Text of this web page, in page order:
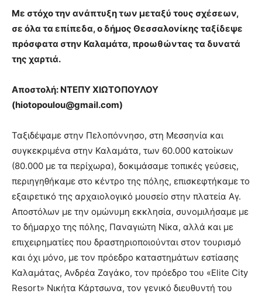
Με στόχο την ανάπτυξη των μεταξύ τους σχέσεων,
σε όλα τα επίπεδα, ο δήμος Θεσσαλονίκης ταξίδεψε
πρόσφατα στην Καλαμάτα, προωθώντας τα δυνατά
της χαρτιά.
Αποστολή: ΝΤΕΠΥ ΧΙΩΤΟΠΟΥΛΟΥ
(hiotopoulou@gmail.com)
Ταξιδέψαμε στην Πελοπόννησο, στη Μεσσηνία και
συγκεκριμένα στην Καλαμάτα, των 60.000 κατοίκων
(80.000 με τα περίχωρα), δοκιμάσαμε τοπικές γεύσεις,
περιηγηθήκαμε στο κέντρο της πόλης, επισκεφτήκαμε το
εξαιρετικό της αρχαιολογικό μουσείο στην πλατεία Αγ.
Αποστόλων με την ομώνυμη εκκλησία, συνομιλήσαμε με
το δήμαρχο της πόλης, Παναγιώτη Νίκα, αλλά και με
επιχειρηματίες που δραστηριοποιούνται στον τουρισμό
και όχι μόνο, με τον πρόεδρο καταστημάτων εστίασης
Καλαμάτας, Ανδρέα Ζαγάκο, τον πρόεδρο του «Elite City
Resort» Νικήτα Κάρτσωνα, τον γενικό διευθυντή του